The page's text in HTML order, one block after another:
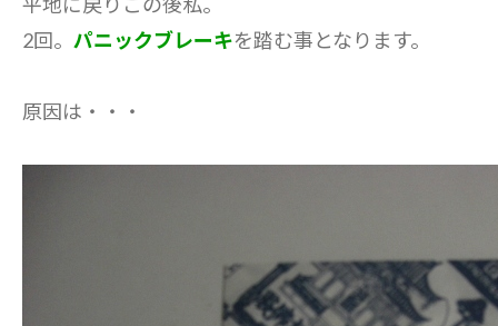
2回。 パニックブレーキを踏む事となります。
原因は・・・